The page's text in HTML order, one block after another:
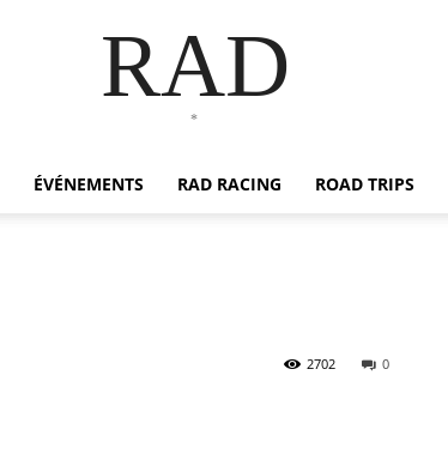
RAD
*
ÉVÉNEMENTS RAD RACING ROAD TRIPS
0
2702